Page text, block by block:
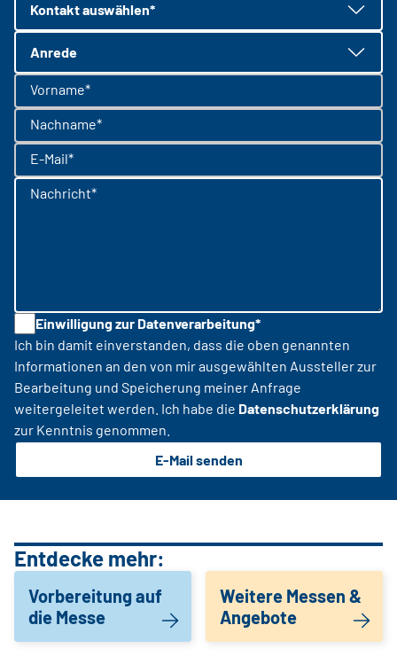
Kontakt auswählen*
Anrede
Vorname*
Nachname*
E-Mail*
Nachricht*
Einwilligung zur Datenverarbeitung*
Ich bin damit einverstanden, dass die oben genannten
Informationen an den von mir ausgewählten Aussteller zur
Bearbeitung und Speicherung meiner Anfrage
weitergeleitet werden. Ich habe die Datenschutzerklärung
zur Kenntnis genommen.
E-Mail senden
Entdecke mehr:
Vorbereitung auf
die Messe
Weitere Messen &
Angebote